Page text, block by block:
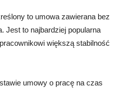
to umowa zawierana bez
Jest to najbardziej popularna
większą stabilność
umowy o pracę na czas